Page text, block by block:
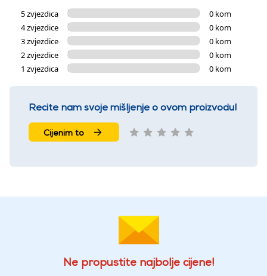
5 zvjezdica
0 kom
4 zvjezdice
0 kom
3 zvjezdice
0 kom
2 zvjezdice
0 kom
1 zvjezdica
0 kom
Recite nam svoje mišljenje o ovom proizvodu!
Cijenim to
Ne propustite najbolje cijene!